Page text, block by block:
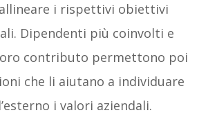
i rispettivi obiettivi
Dipendenti più coinvolti e
contributo permettono poi
che li aiutano a individuare
i valori aziendali.